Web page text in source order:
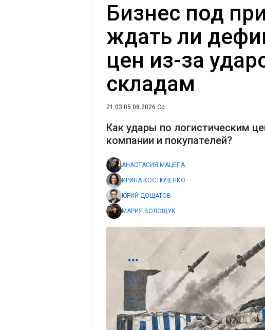
Бизнес под
ждать ли
цен из-за
складам
21:03 05.08.2026 Ср
Как удары по логистическим
компании и покупателей?
АНАСТАСИЯ МАЦЕПА
ИРИНА КОСТЮЧЕНКО
ЮРИЙ ДОЩАТОВ
МАРИЯ ВОЛОЩУК